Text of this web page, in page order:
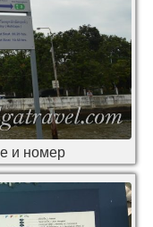
и номер